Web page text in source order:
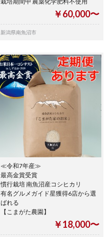
￥60,000〜
新潟県南魚沼市
≪令和7年産≫
最高金賞受賞
慣行栽培 南魚沼産コシヒカリ
有名グルメガイド星獲得6店から選
ばれる
【こまがた農園】
￥18,000〜